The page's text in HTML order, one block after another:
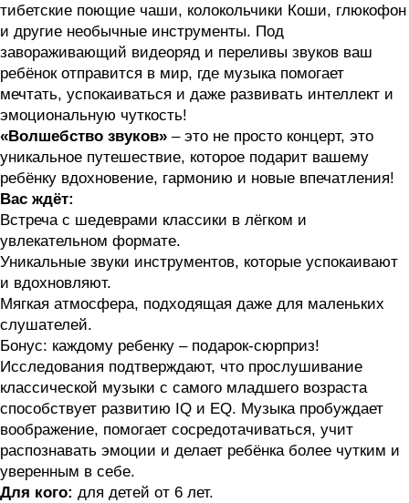
тибетские поющие чаши, колокольчики Коши, глюкофон
и другие необычные инструменты. Под
завораживающий видеоряд и переливы звуков ваш
ребёнок отправится в мир, где музыка помогает
мечтать, успокаиваться и даже развивать интеллект и
эмоциональную чуткость!
«Волшебство звуков» – это не просто концерт, это
уникальное путешествие, которое подарит вашему
ребёнку вдохновение, гармонию и новые впечатления!
Вас ждёт:
Встреча с шедеврами классики в лёгком и
увлекательном формате.
Уникальные звуки инструментов, которые успокаивают
и вдохновляют.
Мягкая атмосфера, подходящая даже для маленьких
слушателей.
Бонус: каждому ребенку – подарок-сюрприз!
Исследования подтверждают, что прослушивание
классической музыки с самого младшего возраста
способствует развитию IQ и EQ. Музыка пробуждает
воображение, помогает сосредотачиваться, учит
распознавать эмоции и делает ребёнка более чутким и
уверенным в себе.
Для кого: для детей от 6 лет.